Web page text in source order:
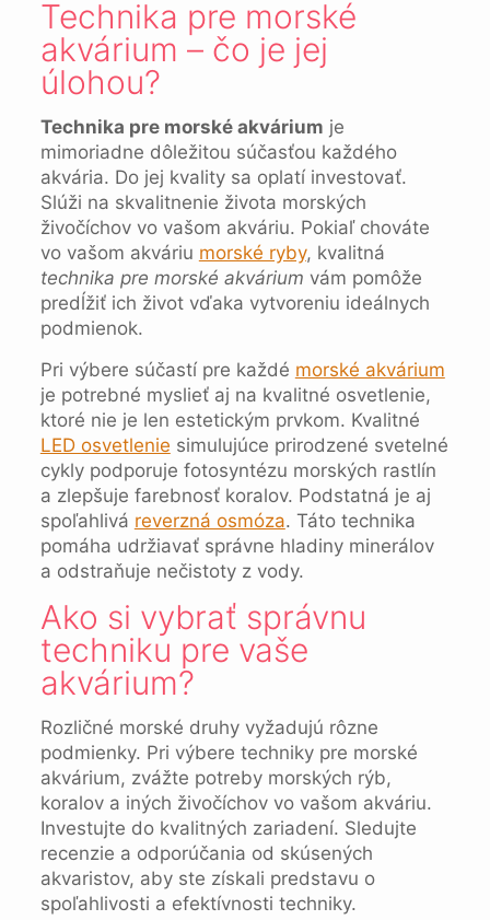
Technika pre morské
akvárium – čo je jej
úlohou?
Technika pre morské akvárium je
mimoriadne dôležitou súčasťou každého
akvária. Do jej kvality sa oplatí investovať.
Slúži na skvalitnenie života morských
živočíchov vo vašom akváriu. Pokiaľ chováte
vo vašom akváriu morské ryby, kvalitná
technika pre morské akvárium vám pomôže
predĺžiť ich život vďaka vytvoreniu ideálnych
podmienok.
Pri výbere súčastí pre každé morské akvárium
je potrebné myslieť aj na kvalitné osvetlenie,
ktoré nie je len estetickým prvkom. Kvalitné
LED osvetlenie simulujúce prirodzené svetelné
cykly podporuje fotosyntézu morských rastlín
a zlepšuje farebnosť koralov. Podstatná je aj
spoľahlivá reverzná osmóza. Táto technika
pomáha udržiavať správne hladiny minerálov
a odstraňuje nečistoty z vody.
Ako si vybrať správnu
techniku pre vaše
akvárium?
Rozličné morské druhy vyžadujú rôzne
podmienky. Pri výbere techniky pre morské
akvárium, zvážte potreby morských rýb,
koralov a iných živočíchov vo vašom akváriu.
Investujte do kvalitných zariadení. Sledujte
recenzie a odporúčania od skúsených
akvaristov, aby ste získali predstavu o
spoľahlivosti a efektívnosti techniky.